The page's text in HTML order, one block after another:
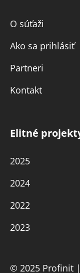
O súťaži
Ako sa prihlásiť
Partneri
Kontakt
Elitné
2025
2024
2022
2023
© 2025 Profinit |